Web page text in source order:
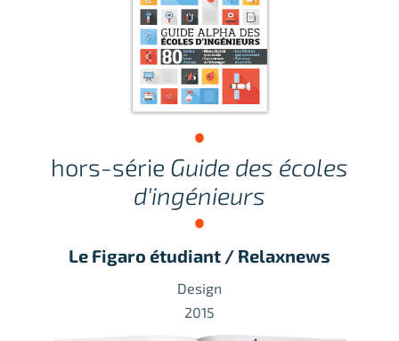
hors-série Guide des écoles
d'ingénieurs
Le Figaro étudiant / Relaxnews
Design
2015